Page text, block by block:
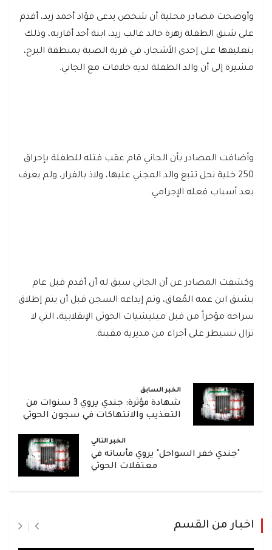
وأوضحت مصادر محلية أن شخص يدعى فؤاد أحمد زيد، أقدم
على شنق الطفلة زهرة خالد غالب زيد، ابنة أحد أقاربه، وذلك
بتعليقها على إحدى الأشجار، في قرية الصبة بمنطقة البرح،
مشيرة إلى أن والد الطفلة لديه خلافات مع الجاني.
وأضافت المصادر بأن الجاني قام عقب قتله للطفلة بإحراق
250 خلية نحل تتبع والد المجني عليها، ولاذ بالفرار، ولم يعرف
بعد أسباب فعله الإجرامي.
وكشفت المصادر عن أن الجاني سبق له أن أقدم قبل عام
بشنق ابن عمه المُعاق، وتم إيداعه السجن قبل أن يتم إطلاق
سراحه مؤخراً من قبل ميليشيات الحوثي الإنقلابية، التي لا
تزال تسيطر على أجزاء من مديرية مقبنة.
الخبر السابق
شهادة مؤثرة: جندي يروي 3 سنوات من
التعذيب والانتهاكات في سجون الحوثي
الخبر التالي
"جندي خفر السواحل" يروي مأساته في
معتقلات الحوثي
اخبار من القسم